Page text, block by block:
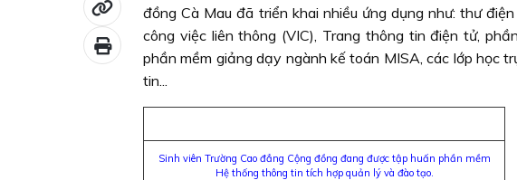
đồng Cà Mau đã triển khai nhiều ứng dụng như: thư
công việc liên thông (VIC), Trang thông tin điện tử,
phần mềm giảng dạy ngành kế toán MISA, các lớp học
tin...
Sinh viên Trường Cao đẳng Cộng đồng đang được tập huấn phần mềm
Hệ thống thông tin tích hợp quản lý và đào tạo.